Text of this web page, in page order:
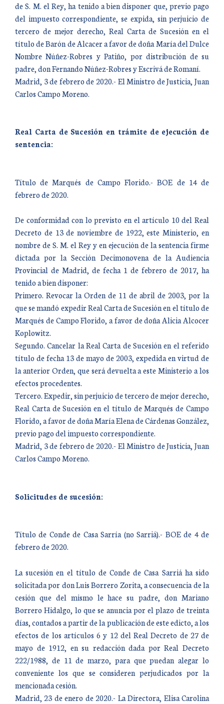
de S. M. el Rey, ha tenido a bien disponer que, previo pago
del impuesto correspondiente, se expida, sin perjuicio de
tercero de mejor derecho, Real Carta de Sucesión en el
título de Barón de Alcacer a favor de doña María del Dulce
Nombre Núñez-Robres y Patiño, por distribución de su
padre, don Fernando Núñez-Robres y Escrivá de Romaní.
Madrid, 3 de febrero de 2020.- El Ministro de Justicia, Juan
Carlos Campo Moreno.
Real Carta de Sucesión en trámite de ejecución de
sentencia:
Título de Marqués de Campo Florido.- BOE de 14 de
febrero de 2020.
De conformidad con lo previsto en el artículo 10 del Real
Decreto de 13 de noviembre de 1922, este Ministerio, en
nombre de S. M. el Rey y en ejecución de la sentencia firme
dictada por la Sección Decimonovena de la Audiencia
Provincial de Madrid, de fecha 1 de febrero de 2017, ha
tenido a bien disponer:
Primero. Revocar la Orden de 11 de abril de 2003, por la
que se mandó expedir Real Carta de Sucesión en el título de
Marqués de Campo Florido, a favor de doña Alicia Alcocer
Koplowitz.
Segundo. Cancelar la Real Carta de Sucesión en el referido
título de fecha 13 de mayo de 2003, expedida en virtud de
la anterior Orden, que será devuelta a este Ministerio a los
efectos procedentes.
Tercero. Expedir, sin perjuicio de tercero de mejor derecho,
Real Carta de Sucesión en el título de Marqués de Campo
Florido, a favor de doña María Elena de Cárdenas González,
previo pago del impuesto correspondiente.
Madrid, 3 de febrero de 2020.- El Ministro de Justicia, Juan
Carlos Campo Moreno.
Solicitudes de sucesión:
Título de Conde de Casa Sarría (no Sarriá).- BOE de 4 de
febrero de 2020.
La sucesión en el título de Conde de Casa Sarriá ha sido
solicitada por don Luis Borrero Zorita, a consecuencia de la
cesión que del mismo le hace su padre, don Mariano
Borrero Hidalgo, lo que se anuncia por el plazo de treinta
días, contados a partir de la publicación de este edicto, a los
efectos de los artículos 6 y 12 del Real Decreto de 27 de
mayo de 1912, en su redacción dada por Real Decreto
222/1988, de 11 de marzo, para que puedan alegar lo
conveniente los que se consideren perjudicados por la
mencionada cesión.
Madrid, 23 de enero de 2020.- La Directora, Elisa Carolina